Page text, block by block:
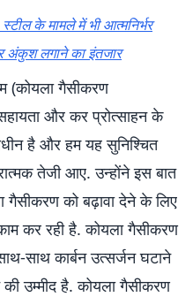
के मामले में भी आत्मनिर्भर
अंकुश लगाने का इंतजार
(कोयला गैसीकरण
और कर प्रोत्साहन के
है और हम यह सुनिश्चित
तेजी आए. उन्होंने इस बात
गैसीकरण को बढ़ावा देने के लिए
कर रही है. कोयला गैसीकरण
साथ कार्बन उत्सर्जन घटाने
की उम्मीद है. कोयला गैसीकरण